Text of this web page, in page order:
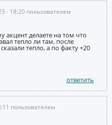
- 18:20 пользователем
акцент делаете на том что
тепло ли там, после
тепло, а по факту +20
ответить
пользователем